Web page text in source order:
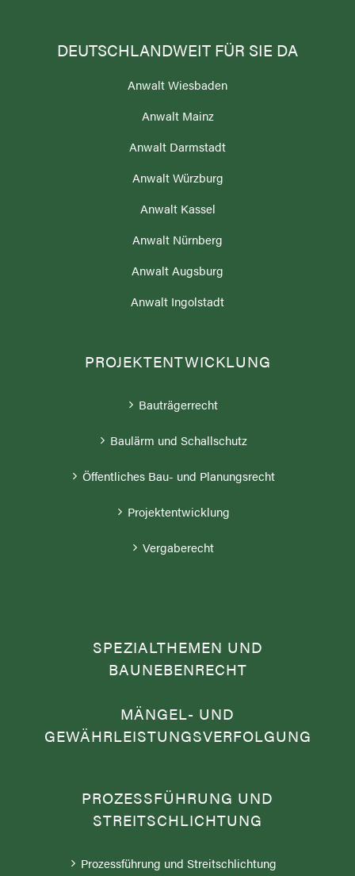
DEUTSCHLANDWEIT FÜR SIE DA
Anwalt Wiesbaden
Anwalt Mainz
Anwalt Darmstadt
Anwalt Würzburg
Anwalt Kassel
Anwalt Nürnberg
Anwalt Augsburg
Anwalt Ingolstadt
PROJEKTENTWICKLUNG
Bauträgerrecht
Baulärm und Schallschutz
Öffentliches Bau- und Planungsrecht
Projektentwicklung
Vergaberecht
SPEZIALTHEMEN UND
BAUNEBENRECHT
MÄNGEL- UND
GEWÄHRLEISTUNGSVERFOLGUNG
PROZESSFÜHRUNG UND
STREITSCHLICHTUNG
Prozessführung und Streitschlichtung